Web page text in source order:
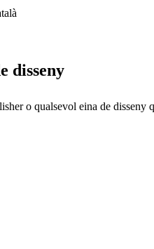
disseny
o qualsevol eina de disseny